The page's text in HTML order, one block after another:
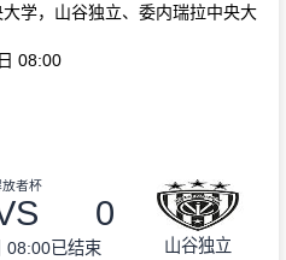
大学，山谷独立、委内瑞拉中央大
08:00
放者杯
0
08:00已结束 山谷独立